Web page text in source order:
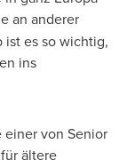
an anderer
es so wichtig,
ins
von Senior
ältere